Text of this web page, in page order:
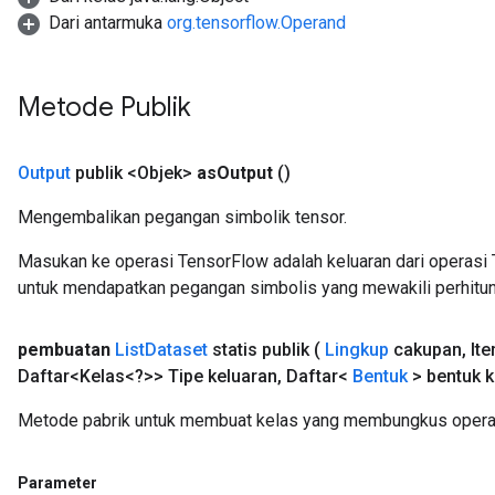
Dari antarmuka org.tensorflow.Operand
Metode Publik
Output publik <Objek> asOutput ()
Mengembalikan pegangan simbolik tensor.
Masukan ke operasi TensorFlow adalah keluaran dari
untuk mendapatkan pegangan simbolis yang mewakili
pembuatan ListDataset statis publik ( Lingkup cakupan,
Daftar<Kelas<?>> Tipe keluaran, Daftar< Bentuk> bentuk
Metode pabrik untuk membuat kelas yang membungkus
Parameter